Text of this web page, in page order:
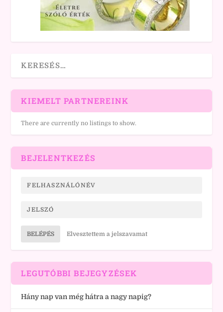
KIEMELT PARTNEREINK
There are currently no listings to show.
BEJELENTKEZÉS
BELÉPÉS Elvesztettem a jelszavamat
LEGUTÓBBI BEJEGYZÉSEK
Hány nap van még hátra a nagy napig?